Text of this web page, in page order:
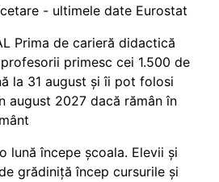
- ultimele date Eurostat
Prima de carieră didactică
primesc cei 1.500 de
la 31 august și îi pot folosi
august 2027 dacă rămân în
lună începe școala. Elevii și
grădiniță încep cursurile și